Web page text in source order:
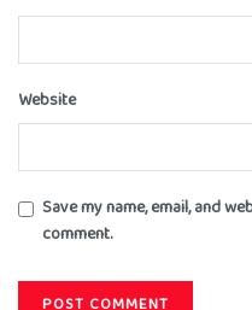
Website
Save my name, email, and
comment.